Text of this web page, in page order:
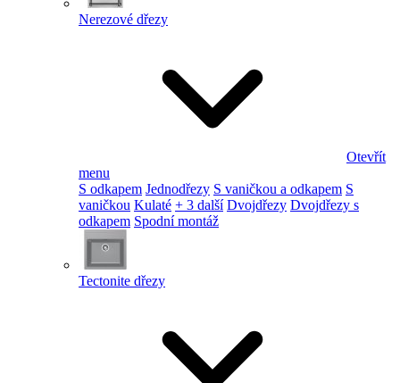
Nerezové dřezy
Otevřít
menu
S odkapem Jednodřezy S vaničkou a odkapem S
vaničkou Kulaté + 3 další Dvojdřezy Dvojdřezy s
odkapem Spodní montáž
Tectonite dřezy